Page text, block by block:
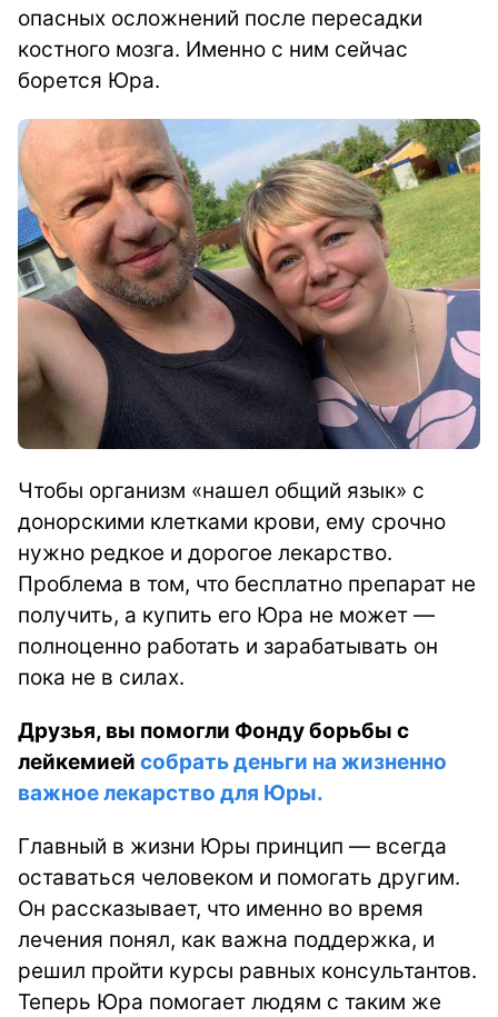
опасных осложнений после пересадки
костного мозга. Именно с ним сейчас
борется Юра.
Чтобы организм «нашел общий язык» с
донорскими клетками крови, ему срочно
нужно редкое и дорогое лекарство.
Проблема в том, что бесплатно препарат не
получить, а купить его Юра не может —
полноценно работать и зарабатывать он
пока не в силах.
Друзья, вы помогли Фонду борьбы с
лейкемией собрать деньги на жизненно
важное лекарство для Юры.
Главный в жизни Юры принцип — всегда
оставаться человеком и помогать другим.
Он рассказывает, что именно во время
лечения понял, как важна поддержка, и
решил пройти курсы равных консультантов.
Теперь Юра помогает людям с таким же